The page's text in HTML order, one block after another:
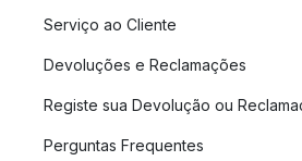
Serviço ao Cliente
Devoluções e Reclamações
Registe sua Devolução ou
Perguntas Frequentes